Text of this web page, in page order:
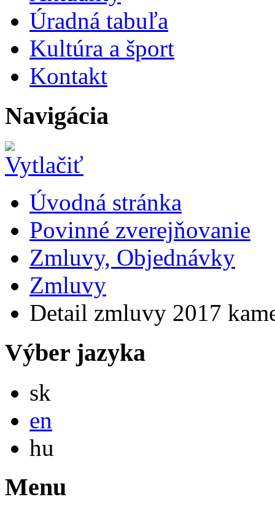
Úradná tabuľa
Kultúra a šport
Kontakt
Navigácia
Úvodná stránka
Povinné zverejňovanie
Zmluvy, Objednávky
Zmluvy
Detail zmluvy 2017
Výber jazyka
sk
en
hu
Menu